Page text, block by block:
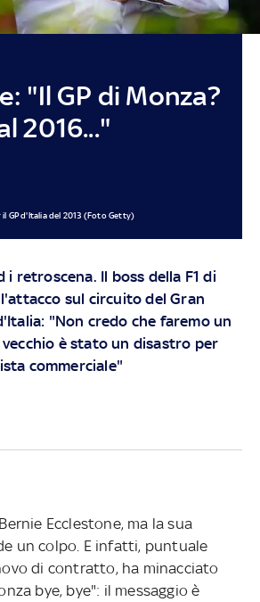
"Il GP di Monza?
2016..."
GP d'Italia del 2013 (Foto Getty)
i retroscena. Il boss della F1 di
sul circuito del Gran
"Non credo che faremo un
è stato un disastro per
commerciale"
Ecclestone, ma la sua
un colpo. E infatti, puntuale
di contratto, ha minacciato
bye, bye": il messaggio è